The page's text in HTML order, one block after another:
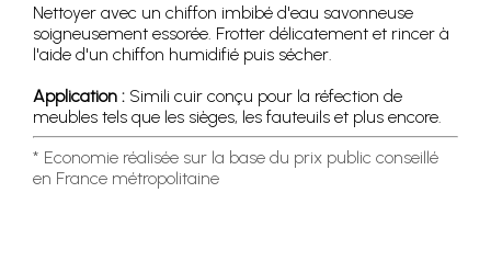
Nettoyer avec un chiffon imbibé d'eau savonneuse
soigneusement essorée. Frotter délicatement et rincer à
l'aide d'un chiffon humidifié puis sécher.
Application : Simili cuir conçu pour la réfection de
meubles tels que les sièges, les fauteuils et plus encore.
* Economie réalisée sur la base du prix public conseillé
en France métropolitaine